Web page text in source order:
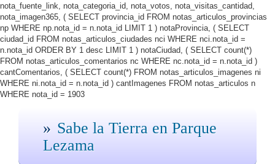
nota_fuente_link, nota_categoria_id, nota_votos, nota_visitas_cantidad,
nota_imagen365, ( SELECT provincia_id FROM notas_articulos_provincias
np WHERE np.nota_id = n.nota_id LIMIT 1 ) notaProvincia, ( SELECT
ciudad_id FROM notas_articulos_ciudades nci WHERE nci.nota_id =
n.nota_id ORDER BY 1 desc LIMIT 1 ) notaCiudad, ( SELECT count(*)
FROM notas_articulos_comentarios nc WHERE nc.nota_id = n.nota_id )
cantComentarios, ( SELECT count(*) FROM notas_articulos_imagenes ni
WHERE ni.nota_id = n.nota_id ) cantImagenes FROM notas_articulos n
WHERE nota_id = 1903
Sabe la Tierra en Parque
Lezama